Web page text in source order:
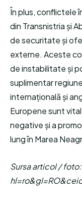
În plus, conflictele
din Transnistria și
de securitate și
externe. Aceste
de instabilitate și
suplimentar
internațională și
Europene sunt
negative și a
lung în Marea
Sursa articol /